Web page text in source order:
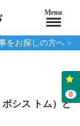
をお探しの方へ >
0
シス トム）と
Menu